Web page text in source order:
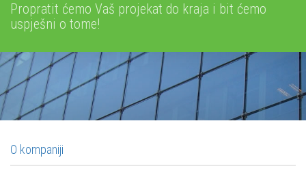
Propratit ćemo Vaš projekat do kraja i bit ćemo
uspješni o tome!
O kompaniji